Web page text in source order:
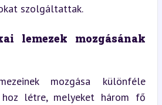
szolgáltattak.
lemezek mozgásának
mozgása különféle
hoz létre, melyeket három fő